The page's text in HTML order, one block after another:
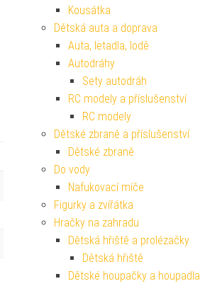
Kousátka
Dětská auta a doprava
Auta, letadla, lodě
Autodráhy
Sety autodráh
RC modely a příslušenství
RC modely
Dětské zbraně a příslušenství
Dětské zbraně
Do vody
Nafukovací míče
Figurky a zvířátka
Hračky na zahradu
Dětská hřiště a prolézačky
Dětská hřiště
Dětské houpačky a houpadla